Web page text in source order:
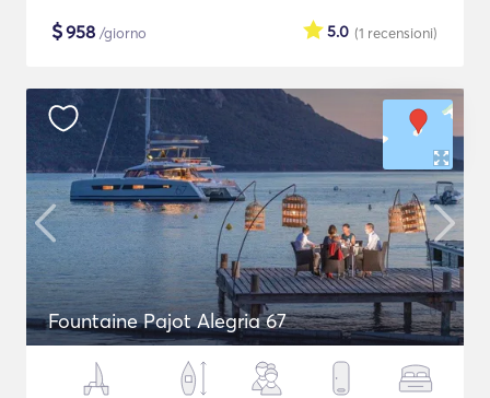
$958 /giorno (1 recensioni)
5.0
Fountaine Pajot Alegria 67